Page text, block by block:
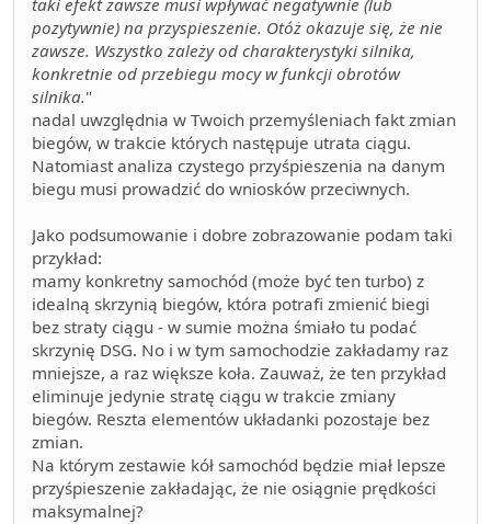
taki efekt zawsze musi wpływać negatywnie (lub
pozytywnie) na przyspieszenie. Otóż okazuje się, że nie
zawsze. Wszystko zależy od charakterystyki silnika,
konkretnie od przebiegu mocy w funkcji obrotów
silnika."
nadal uwzględnia w Twoich przemyśleniach fakt zmian
biegów, w trakcie których następuje utrata ciągu.
Natomiast analiza czystego przyśpieszenia na danym
biegu musi prowadzić do wniosków przeciwnych.
Jako podsumowanie i dobre zobrazowanie podam taki
przykład:
mamy konkretny samochód (może być ten turbo) z
idealną skrzynią biegów, która potrafi zmienić biegi
bez straty ciągu - w sumie można śmiało tu podać
skrzynię DSG. No i w tym samochodzie zakładamy raz
mniejsze, a raz większe koła. Zauważ, że ten przykład
eliminuje jedynie stratę ciągu w trakcie zmiany
biegów. Reszta elementów układanki pozostaje bez
zmian.
Na którym zestawie kół samochód będzie miał lepsze
przyśpieszenie zakładając, że nie osiągnie prędkości
maksymalnej?